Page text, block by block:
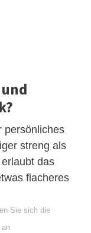
persönliches
streng als
das
flacheres
Sie sich die
an